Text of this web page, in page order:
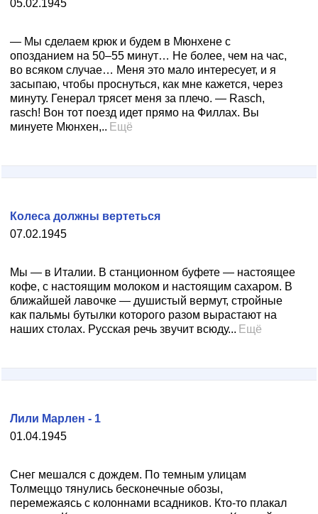
05.02.1945
— Мы сделаем крюк и будем в Мюнхене с
опозданием на 50–55 минут… Не более, чем на час,
во всяком случае… Меня это мало интересует, и я
засыпаю, чтобы проснуться, как мне кажется, через
минуту. Генерал трясет меня за плечо. — Rasch,
rasch! Вон тот поезд идет прямо на Филлах. Вы
минуете Мюнхен,.. Ещё
07.02.1945
Колеса должны вертеться
Мы — в Италии. В станционном буфете — настоящее
кофе, с настоящим молоком и настоящим сахаром. В
ближайшей лавочке — душистый вермут, стройные
как пальмы бутылки которого разом вырастают на
наших столах. Русская речь звучит всюду... Ещё
01.04.1945
Лили Марлен - 1
Снег мешался с дождем. По темным улицам
Толмеццо тянулись бесконечные обозы,
перемежаясь с колоннами всадников. Кто-то плакал